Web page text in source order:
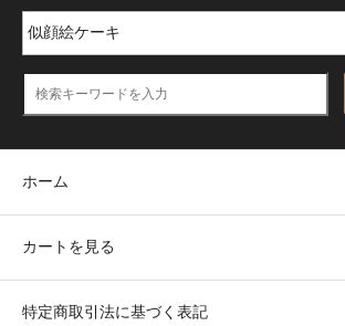
ホーム
カートを見る
特定商取引法に基づく表記